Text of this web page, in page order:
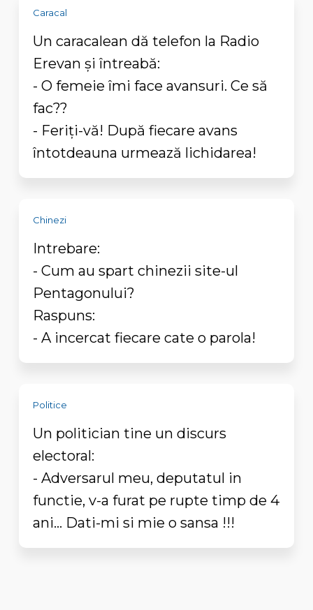
Caracal
Un caracalean dă telefon la Radio
Erevan şi întreabă:
- O femeie îmi face avansuri. Ce să
fac??
- Feriţi-vă! După fiecare avans
întotdeauna urmează lichidarea!
Chinezi
Intrebare:
- Cum au spart chinezii site-ul
Pentagonului?
Raspuns:
- A incercat fiecare cate o parola!
Politice
Un politician tine un discurs
electoral:
- Adversarul meu, deputatul in
functie, v-a furat pe rupte timp de 4
ani... Dati-mi si mie o sansa !!!